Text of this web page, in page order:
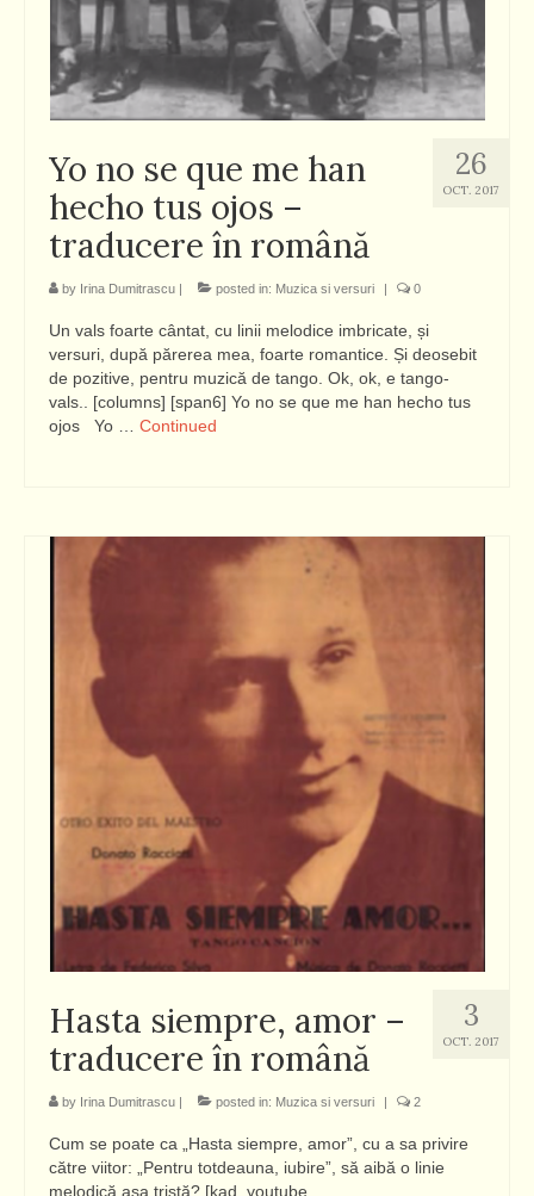
26
OCT. 2017
Yo no se que me han
hecho tus ojos –
traducere în română
by Irina Dumitrascu | posted in: Muzica si versuri | 0
Un vals foarte cântat, cu linii melodice imbricate, și
versuri, după părerea mea, foarte romantice. Și deosebit
de pozitive, pentru muzică de tango. Ok, ok, e tango-
vals.. [columns] [span6] Yo no se que me han hecho tus
ojos Yo … Continued
3
OCT. 2017
Hasta siempre, amor –
traducere în română
by Irina Dumitrascu | posted in: Muzica si versuri | 2
Cum se poate ca „Hasta siempre, amor”, cu a sa privire
către viitor: „Pentru totdeauna, iubire”, să aibă o linie
melodică așa tristă? [kad_youtube